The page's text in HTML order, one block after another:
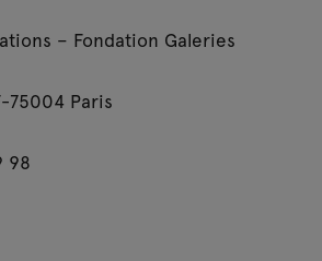
– Fondation Galeries
75004 Paris
98